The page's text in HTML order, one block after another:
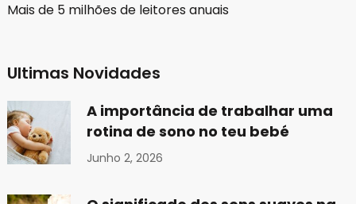
Mais de 5 milhões de leitores anuais
Ultimas Novidades
A importância de trabalhar uma
rotina de sono no teu bebé
Junho 2, 2026